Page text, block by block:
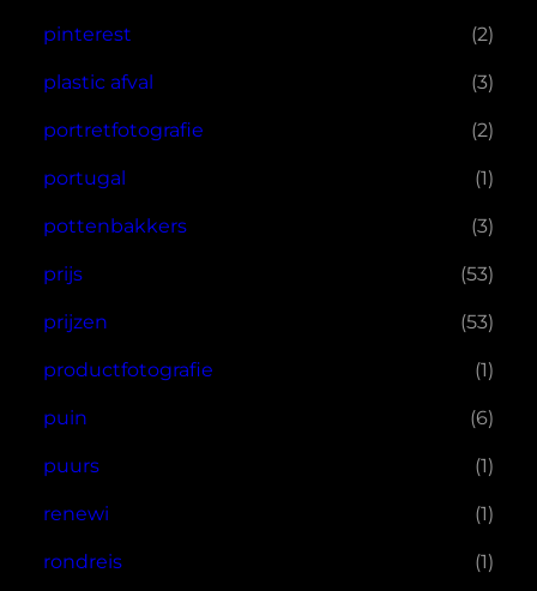
pinterest (2)
plastic afval (3)
portretfotografie (2)
portugal (1)
pottenbakkers (3)
prijs (53)
prijzen (53)
productfotografie (1)
puin (6)
puurs (1)
renewi (1)
rondreis (1)